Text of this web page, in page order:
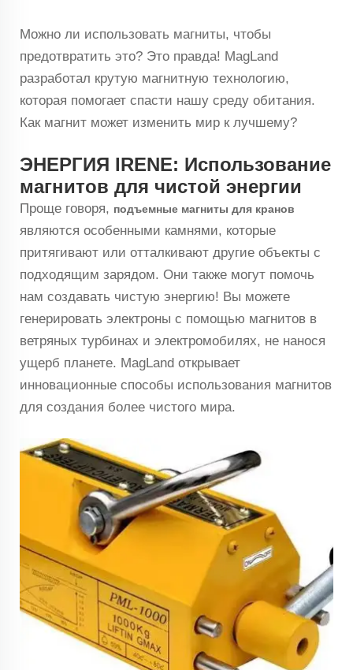
Можно ли использовать магниты, чтобы
предотвратить это? Это правда! MagLand
разработал крутую магнитную технологию,
которая помогает спасти нашу среду обитания.
Как магнит может изменить мир к лучшему?
ЭНЕРГИЯ IRENE: Использование
магнитов для чистой энергии
Проще говоря, подъемные магниты для кранов
являются особенными камнями, которые
притягивают или отталкивают другие объекты с
подходящим зарядом. Они также могут помочь
нам создавать чистую энергию! Вы можете
генерировать электроны с помощью магнитов в
ветряных турбинах и электромобилях, не нанося
ущерб планете. MagLand открывает
инновационные способы использования магнитов
для создания более чистого мира.